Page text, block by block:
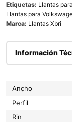
Etiquetas: Llantas
Llantas para
Marca: Llantas Xbri
Información
Ancho
Perfil
Rin